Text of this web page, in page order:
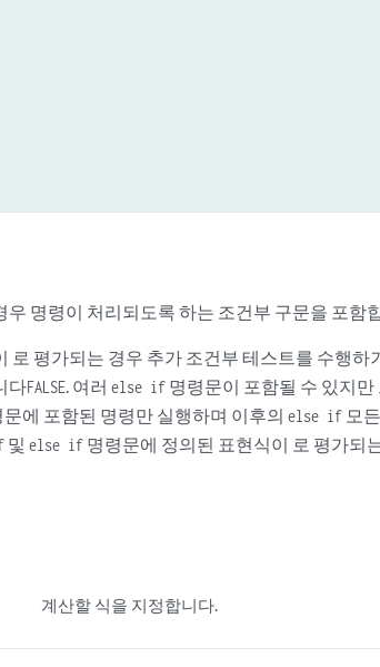
우 명령이 처리되도록 하는 조건부 구문을 포함
로 평가되는 경우 추가 조건부 테스트를 수행하
다FALSE. 여러 else if 명령문이 포함될 수 있지
문에 포함된 명령만 실행하며 이후의 else if 모
및 else if 명령문에 정의된 표현식이 로 평가되
계산할 식을 지정합니다.